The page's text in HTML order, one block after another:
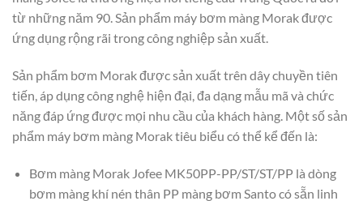
từ những năm 90. Sản phẩm máy bơm màng Morak được
ứng dụng rộng rãi trong công nghiệp sản xuất.
Sản phẩm bơm Morak được sản xuất trên dây chuyền tiên
tiến, áp dụng công nghệ hiện đại, đa dạng mẫu mã và chức
năng đáp ứng được mọi nhu cầu của khách hàng. Một số sản
phẩm máy bơm màng Morak tiêu biểu có thể kể đến là:
Bơm màng Morak Jofee MK50PP-PP/ST/ST/PP là dòng
bơm màng khí nén thân PP màng bơm Santo có sẵn linh